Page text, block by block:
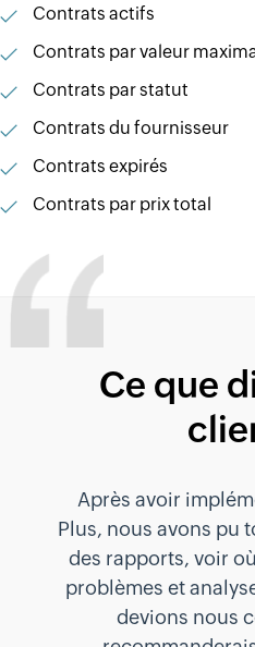
Contrats actifs
Contrats par valeur
Contrats par statut
Contrats du fournisseur
Contrats expirés
Contrats par prix total
Ce que
Après avoir
Plus, nous avons pu
des rapports, voir
problèmes et
devions nous